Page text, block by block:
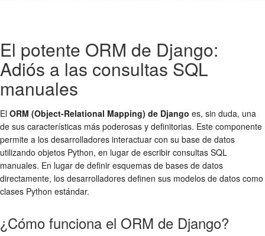
El potente ORM de Django:
Adiós a las consultas SQL
manuales
El ORM (Object-Relational Mapping) de Django es, sin duda, una
de sus características más poderosas y definitorias. Este componente
permite a los desarrolladores interactuar con su base de datos
utilizando objetos Python, en lugar de escribir consultas SQL
manuales. En lugar de definir esquemas de bases de datos
directamente, los desarrolladores definen sus modelos de datos como
clases Python estándar.
¿Cómo funciona el ORM de Django?